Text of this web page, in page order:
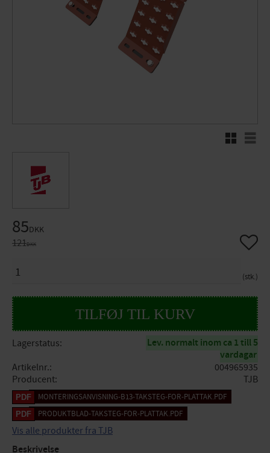
RutenettListe
Nedsat pris:
85DKK
Original pris:
121DKK
stk.
Gem
Lagerstatus
Lev. normalt inom ca 1 till 5
vardagar
Artikelnr.
004965935
Producent
TJB
MONTERINGSANVISNING-B13-TAKSTEG-FOR-PLATTAK.PDF
PRODUKTBLAD-TAKSTEG-FOR-PLATTAK.PDF
Vis alle produkter fra TJB
Beskrivelse